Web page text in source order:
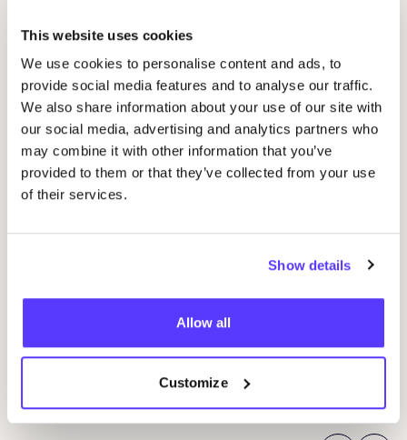
This website uses cookies
We use cookies to personalise content and ads, to
provide social media features and to analyse our traffic.
We also share information about your use of our site with
our social media, advertising and analytics partners who
may combine it with other information that you’ve
provided to them or that they’ve collected from your use
of their services.
Show details
Allow all
Customize
14 AUG
WorkshopRED je kleren: borduren met
STUDIO STEEKenREST